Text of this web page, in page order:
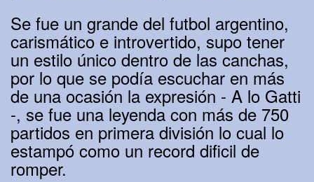
Se fue un grande del futbol argentino,
carismático e introvertido, supo tener
un estilo único dentro de las canchas,
por lo que se podía escuchar en más
de una ocasión la expresión - A lo Gatti
-, se fue una leyenda con más de 750
partidos en primera división lo cual lo
estampó como un record dificil de
romper.